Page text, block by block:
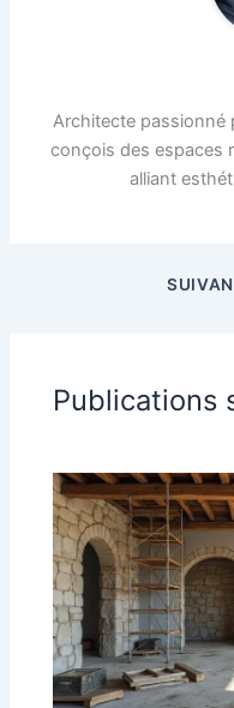
Architecte passionné
conçois des espaces
alliant
Publications